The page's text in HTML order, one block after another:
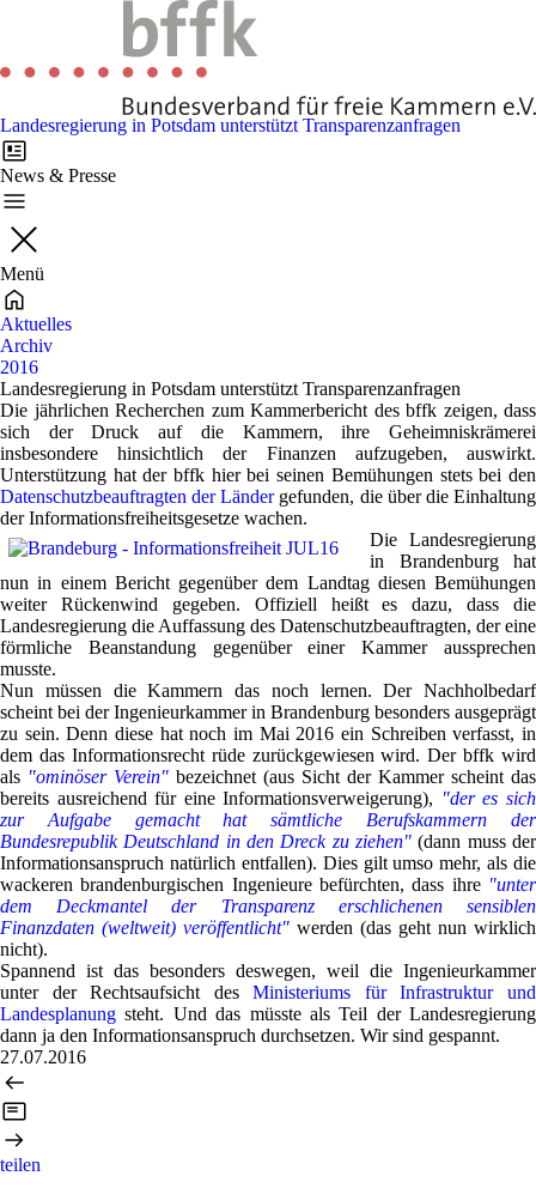
Landesregierung in Potsdam unterstützt Transparenzanfragen
News & Presse
Menü
Aktuelles
Archiv
2016
Landesregierung in Potsdam unterstützt Transparenzanfragen
Die jährlichen Recherchen zum Kammerbericht des bffk zeigen, dass
sich der Druck auf die Kammern, ihre Geheimniskrämerei
insbesondere hinsichtlich der Finanzen aufzugeben, auswirkt.
Unterstützung hat der bffk hier bei seinen Bemühungen stets bei den
Datenschutzbeauftragten der Ländergefunden, die über die Einhaltung
der Informationsfreiheitsgesetze wachen.
Die Landesregierung
in Brandenburg hat
nun in einem Bericht gegenüber dem Landtag diesen Bemühungen
weiter Rückenwind gegeben. Offiziell heißt es dazu, dass die
Landesregierung die Auffassung des Datenschutzbeauftragten, der eine
förmliche Beanstandung gegenüber einer Kammer aussprechen
musste.
Nun müssen die Kammern das noch lernen. Der Nachholbedarf
scheint bei der Ingenieurkammer in Brandenburg besonders ausgeprägt
zu sein. Denn diese hat noch im Mai 2016 ein Schreiben verfasst, in
dem das Informationsrecht rüde zurückgewiesen wird. Der bffk wird
als "ominöser Verein" bezeichnet (aus Sicht der Kammer scheint das
bereits ausreichend für eine Informationsverweigerung), "der es sich
zur Aufgabe gemacht hat sämtliche Berufskammern der
Bundesrepublik Deutschland in den Dreck zu ziehen" (dann muss der
Informationsanspruch natürlich entfallen). Dies gilt umso mehr, als die
wackeren brandenburgischen Ingenieure befürchten, dass ihre"unter
dem Deckmantel der Transparenz erschlichenen sensiblen
Finanzdaten (weltweit) veröffentlicht" werden (das geht nun wirklich
nicht).
Spannend ist das besonders deswegen, weil die Ingenieurkammer
unter der Rechtsaufsicht desMinisteriums für Infrastruktur und
Landesplanung steht. Und das müsste als Teil der Landesregierung
dann ja den Informationsanspruch durchsetzen. Wir sind gespannt.
27.07.2016
teilen